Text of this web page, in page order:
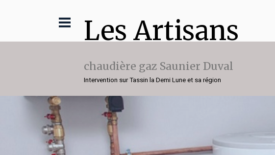
Les Artisans
chaudière gaz Saunier Duval
Intervention sur Tassin la Demi Lune et sa région